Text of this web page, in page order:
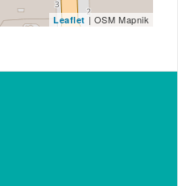
Leaflet | OSM Mapnik